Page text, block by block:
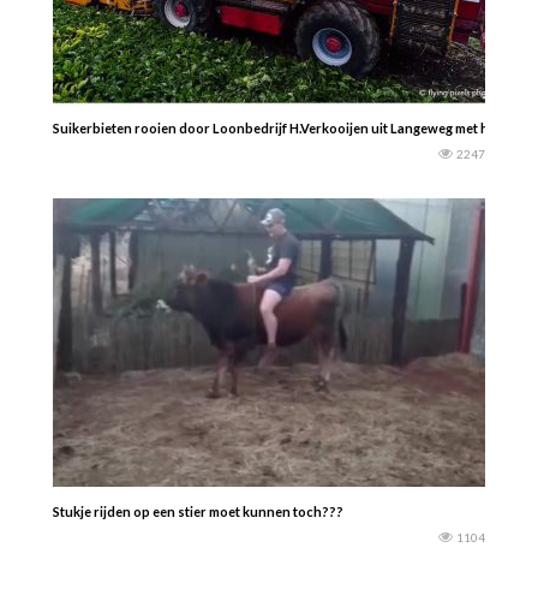
Suikerbieten rooien door Loonbedrijf H.Verkooijen uit Langeweg met hun
2247
Stukje rijden op een stier moet kunnen toch???
1104